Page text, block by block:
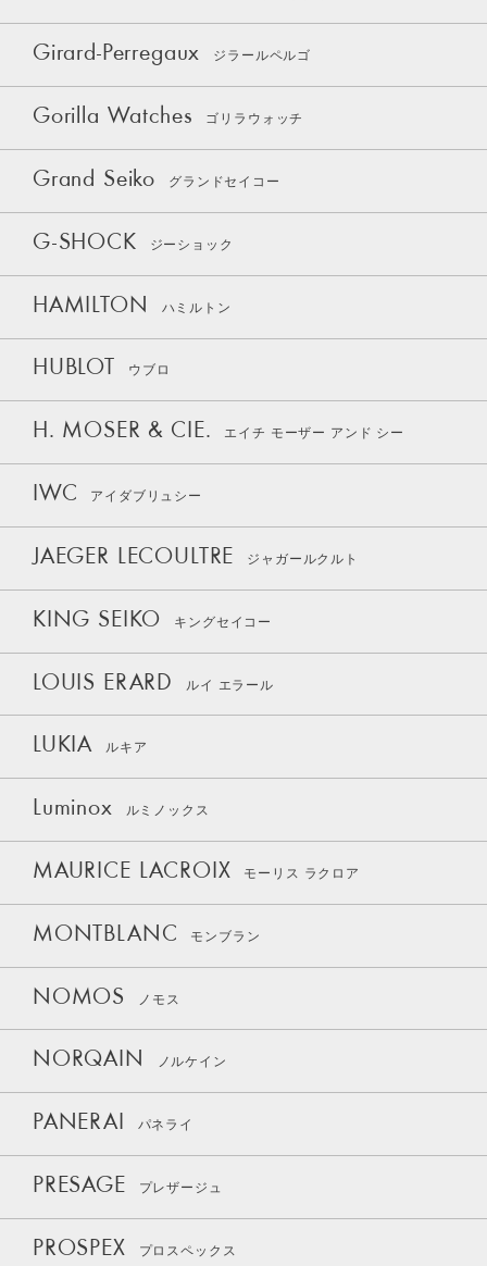
Girard-Perregaux ジラールペルゴ
Gorilla Watches ゴリラウォッチ
Grand Seiko グランドセイコー
G-SHOCK ジーショック
HAMILTON ハミルトン
HUBLOT ウブロ
H. MOSER & CIE. エイチ モーザー アンド シー
IWC アイダブリュシー
JAEGER LECOULTRE ジャガールクルト
KING SEIKO キングセイコー
LOUIS ERARD ルイ エラール
LUKIA ルキア
Luminox ルミノックス
MAURICE LACROIX モーリス ラクロア
MONTBLANC モンブラン
NOMOS ノモス
NORQAIN ノルケイン
PANERAI パネライ
PRESAGE プレザージュ
PROSPEX プロスペックス